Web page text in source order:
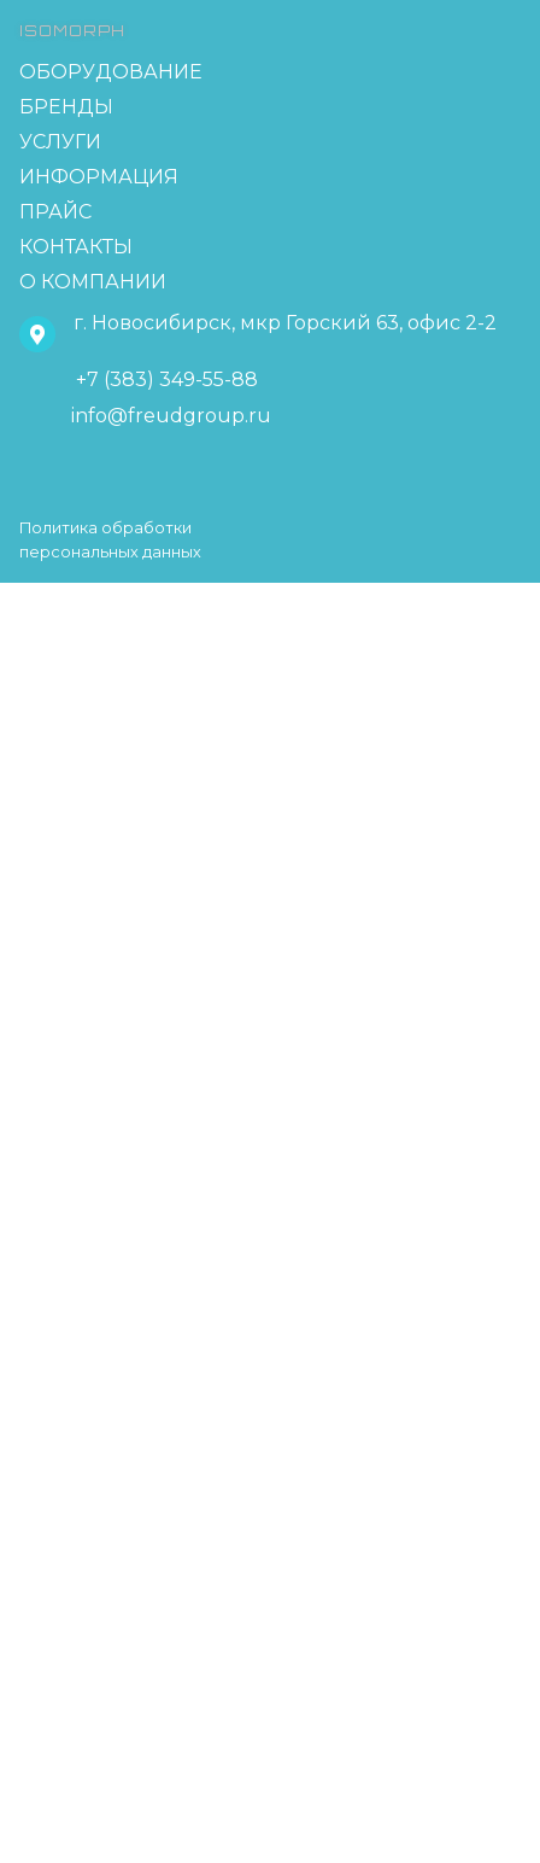
ISOMORPH
ОБОРУДОВАНИЕ
БРЕНДЫ
УСЛУГИ
ИНФОРМАЦИЯ
ПРАЙС
КОНТАКТЫ
О КОМПАНИИ
г. Новосибирск, мкр Горский 63, офис 2-2
+7 (383) 349-55-88
info@freudgroup.ru
Политика обработки
персональных данных